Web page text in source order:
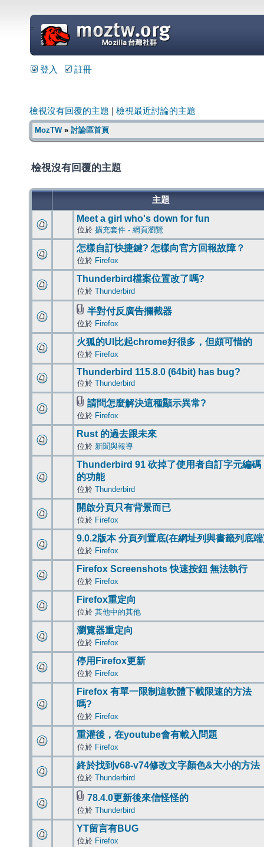
=
登入 註冊
檢視沒有回覆的主題 檢視最近討論的主題
MozTW» 討論區首頁
檢視沒有回覆的主題
主題
Meet a girl who's down for fun
位於 擴充套件 - 網頁瀏覽
怎樣自訂快捷鍵? 怎樣向官方回報故障？
位於 Firefox
Thunderbird檔案位置改了嗎?
位於 Thunderbird
半對付反廣告攔截器
位於 Firefox
火狐的UI比起chrome好很多，但頗可惜的
位於 Firefox
Thunderbird 115.8.0 (64bit) has bug?
位於 Thunderbird
請問怎麼解決這種顯示異常?
位於 Firefox
Rust 的過去跟未來
位於 新聞與報導
Thunderbird 91 砍掉了使用者自訂字元編碼
的功能
位於 Thunderbird
開啟分頁只有背景而已
位於 Firefox
9.0.2版本 分頁列置底(在網址列與書籤列底
位於 Firefox
Firefox Screenshots 快速按鈕 無法執行
位於 Firefox
Firefox重定向
位於 其他中的其他
瀏覽器重定向
位於 Firefox
停用Firefox更新
位於 Firefox
Firefox 有單一限制這軟體下載限速的方法
嗎?
位於 Firefox
重灌後，在youtube會有載入問題
位於 Firefox
終於找到v68-v74修改文字顏色&大小的方法
位於 Thunderbird
78.4.0更新後來信怪怪的
位於 Thunderbird
YT留言有BUG
位於 Firefox